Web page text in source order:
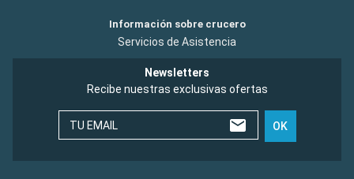
Información sobre crucero
Servicios de Asistencia
Newsletters
Recibe nuestras exclusivas ofertas
TU EMAIL OK